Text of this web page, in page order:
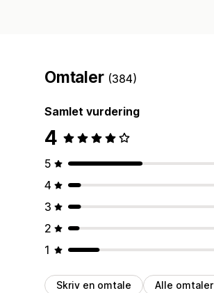
Omtaler (384)
Samlet vurdering
4
5
4
3
2
1
Skriv en omtale Alle omtaler